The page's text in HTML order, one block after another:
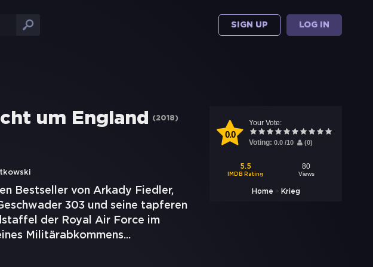
SIGN UP LOG IN
0.0
Your Vote:
Voting: 0.0 /10 (0)
5.5
IMDB Rating
80
Views
Home > Krieg
um England (2018)
Bestseller von Arkady Fiedler,
303 und seine tapferen
der Royal Air Force im
Militärabkommens...